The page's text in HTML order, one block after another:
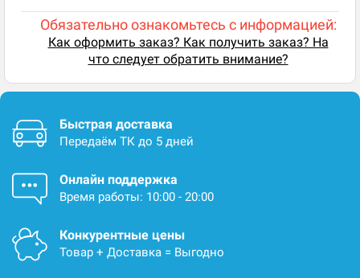
Обязательно ознакомьтесь с информацией:
Как оформить заказ? Как получить заказ? На
что следует обратить внимание?
Быстрая доставка
Передаём ТК до 5 дней
Онлайн поддержка
Время работы: 10:00 - 20:00
Конкурентные цены
Товар + Доставка = Выгодно